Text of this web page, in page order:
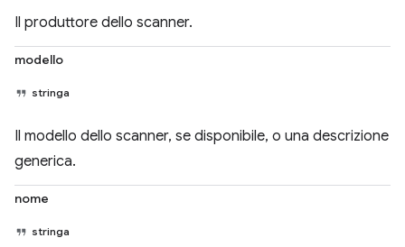
Il produttore dello scanner.
modello
stringa
Il modello dello scanner, se disponibile, o una descrizione
generica.
nome
stringa